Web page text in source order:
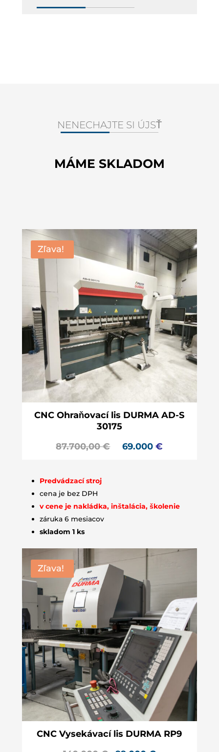
NENECHAJTE SI ÚJSŤ
MÁME SKLADOM
Zľava!
CNC Ohraňovací lis DURMA AD-S
30175
87.700,00€ 69.000 €
Predvádzací stroj
cena je bez DPH
v cene je nakládka, inštalácia, školenie
záruka 6 mesiacov
skladom 1 ks
Zľava!
CNC Vysekávací lis DURMA RP9